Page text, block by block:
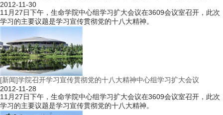
2012-11-30
11月27日下午，生命学院中心组学习扩大会议在3609会议室召开，此次
学习的主要议题是学习宣传贯彻党的十八大精神。
[新闻]学院召开学习宣传贯彻党的十八大精神中心组学习扩大会议
2012-11-28
11月27日下午，生命学院中心组学习扩大会议在3609会议室召开，此次
学习的主要议题是学习宣传贯彻党的十八大精神。